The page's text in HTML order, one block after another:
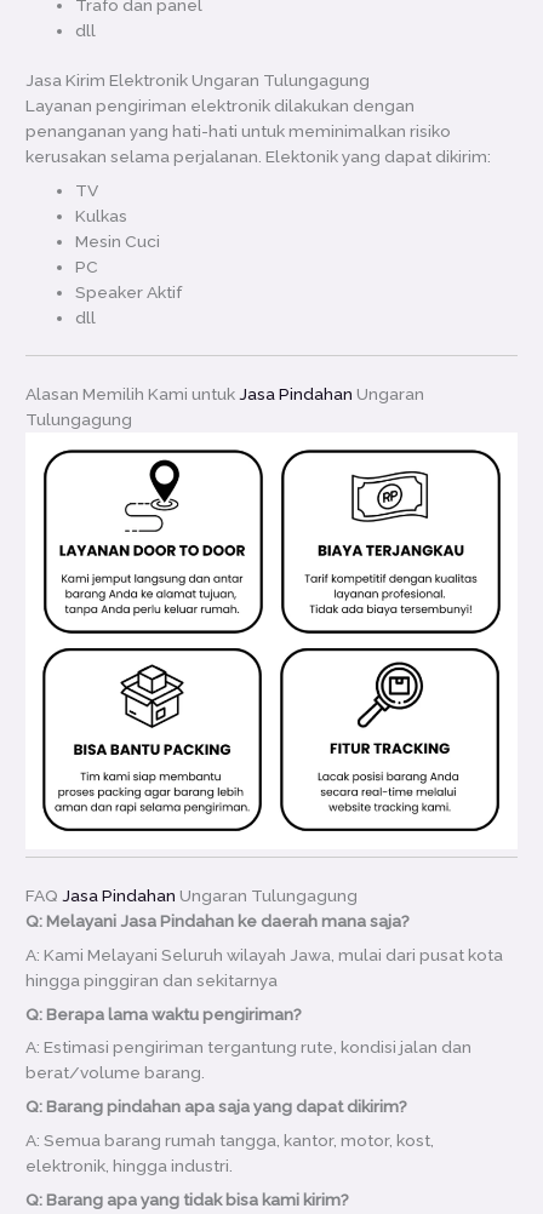
Trafo dan panel
dll
Jasa Kirim Elektronik Ungaran Tulungagung
Layanan pengiriman elektronik dilakukan dengan
penanganan yang hati-hati untuk meminimalkan risiko
kerusakan selama perjalanan. Elektonik yang dapat dikirim:
TV
Kulkas
Mesin Cuci
PC
Speaker Aktif
dll
Alasan Memilih Kami untuk Jasa Pindahan Ungaran
Tulungagung
FAQ Jasa Pindahan Ungaran Tulungagung
Q: Melayani Jasa Pindahan ke daerah mana saja?
A: Kami Melayani Seluruh wilayah Jawa, mulai dari pusat kota
hingga pinggiran dan sekitarnya
Q: Berapa lama waktu pengiriman?
A: Estimasi pengiriman tergantung rute, kondisi jalan dan
berat/volume barang.
Q: Barang pindahan apa saja yang dapat dikirim?
A: Semua barang rumah tangga, kantor, motor, kost,
elektronik, hingga industri.
Q: Barang apa yang tidak bisa kami kirim?